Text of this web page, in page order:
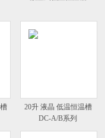
20升 液晶 低温恒温槽
DC-A/B系列